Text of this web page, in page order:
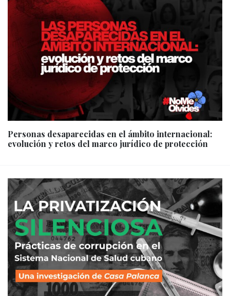
Personas desaparecidas en el ámbito internacional:
evolución y retos del marco jurídico de protección